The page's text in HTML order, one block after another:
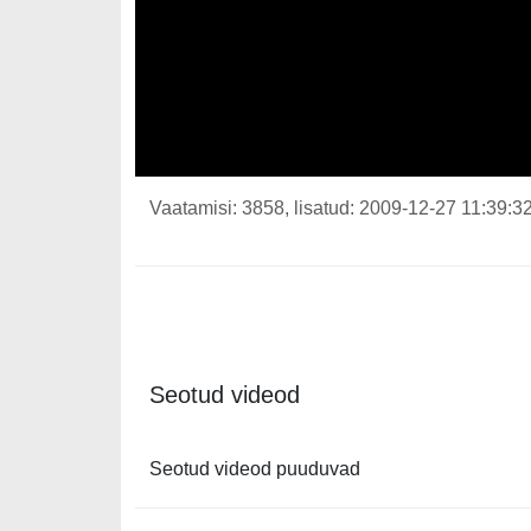
Vaatamisi: 3858, lisatud: 2009-12-27
Seotud videod
Seotud videod puuduvad